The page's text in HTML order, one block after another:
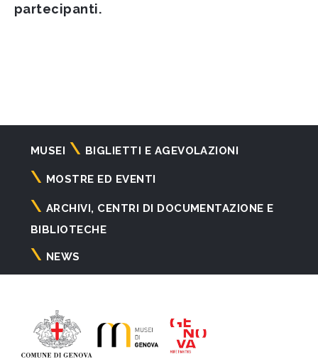
partecipanti.
Navigazione
principale
MUSEI BIGLIETTI E AGEVOLAZIONI
MOSTRE ED EVENTI
ARCHIVI, CENTRI DI DOCUMENTAZIONE E
BIBLIOTECHE
NEWS